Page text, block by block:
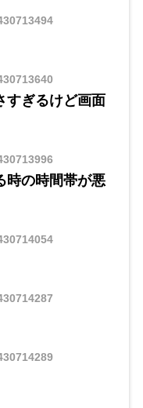
すぎるけど画面
時の時間帯が悪